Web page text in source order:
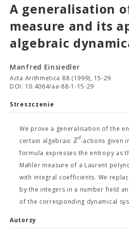
A generalisation
measure and its
algebraic
Manfred Einsiedler
Acta Arithmetica 88 (1999), 15-29
DOI: 10.4064/aa-88-1-15-29
Streszczenie
We prove a generalisation of the
certain algebraic ℤd-actions given
formula expresses the entropy as
Mahler measure of a Laurent
with integral coefficients. We
by the integers in a number field
of the corresponding dynamical
Autorzy